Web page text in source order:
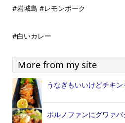
#岩城島 #レモンポーク
#白いカレー
More from my site
うなぎもいいけどチキン
ポルノファンにグワァ